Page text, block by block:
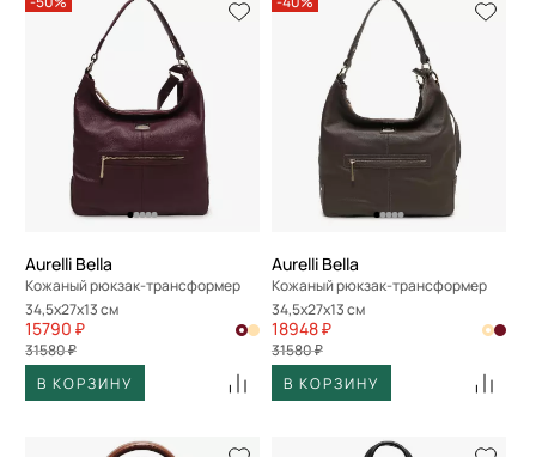
Aurelli Bella
Кожаный рюкзак-трансформер
34,5x27x13 см
15790 ₽
31580 ₽
В КОРЗИНУ
Aurelli Bella
Кожаный рюкзак-трансформер
34,5x27x13 см
18948 ₽
31580 ₽
В КОРЗИНУ